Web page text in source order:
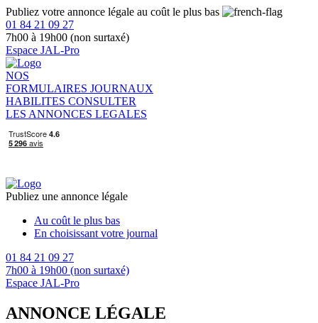
Publiez votre annonce légale au coût le plus bas
01 84 21 09 27
7h00 à 19h00 (non surtaxé)
Espace JAL-Pro
NOS
FORMULAIRES JOURNAUX
HABILITES CONSULTER
LES ANNONCES LEGALES
Publiez une annonce légale
Au coût le plus bas
En choisissant votre journal
01 84 21 09 27
7h00 à 19h00 (non surtaxé)
Espace JAL-Pro
ANNONCE LÉGALE